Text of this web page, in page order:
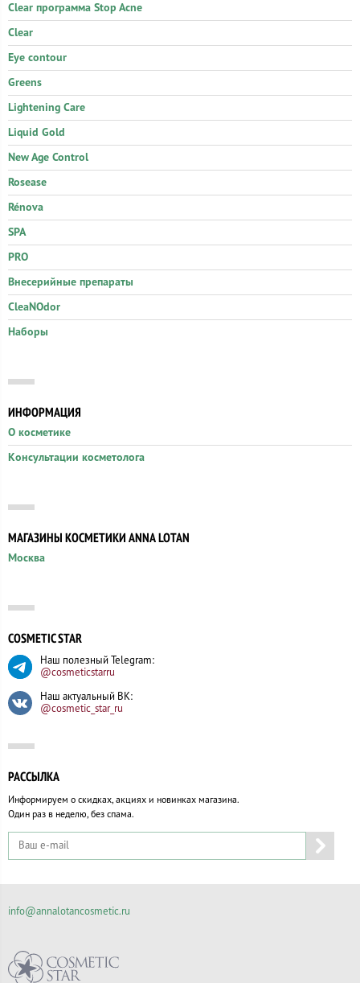
Clear программа Stop Acne
Clear
Eye contour
Greens
Lightening Care
Liquid Gold
New Age Control
Rosease
Rénova
SPA
PRO
Внесерийные препараты
CleaNOdor
Наборы
ИНФОРМАЦИЯ
О косметике
Консультации косметолога
МАГАЗИНЫ КОСМЕТИКИ ANNA LOTAN
Москва
COSMETIC STAR
Наш полезный Telegram:
@cosmeticstarru
Наш актуальный ВК:
@cosmetic_star_ru
РАССЫЛКА
Информируем о скидках, акциях и новинках магазина.
Один раз в неделю, без спама.
info@annalotancosmetic.ru